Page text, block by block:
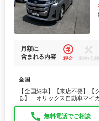
月額に
含まれる内容
税金 車検/点検
全国
【全国納車】【来店不要】【
る】 オリックス自動車マイ
無料電話でご相談